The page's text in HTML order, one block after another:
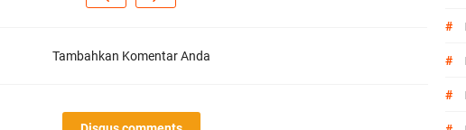
Tambahkan Komentar Anda
#
#
#